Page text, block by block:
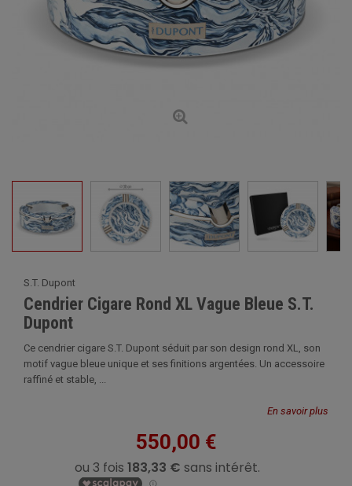
S.T. Dupont
Cendrier Cigare Rond XL Vague Bleue S.T.
Dupont
Ce cendrier cigare S.T. Dupont séduit par son design rond XL, son
motif vague bleue unique et ses finitions argentées. Un accessoire
raffiné et stable, ...
En savoir plus
550,00 €